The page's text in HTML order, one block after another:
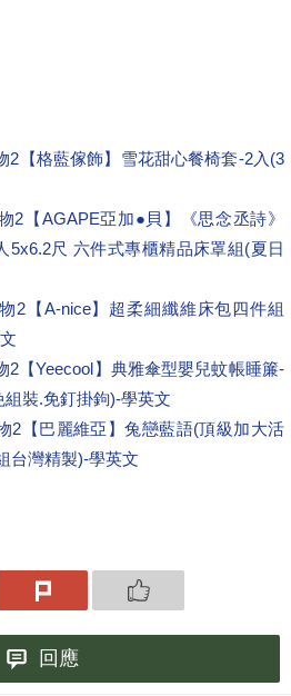
2【格藍傢飾】雪花甜心餐椅套-2入(3
2【AGAPE亞加●貝】《思念丞詩》
5x6.2尺 六件式專櫃精品床罩組(夏日
2【A-nice】超柔細纖維床包四件組
2【Yeecool】典雅傘型嬰兒蚊帳睡簾-
裝.免釘掛鉤)-學英文
2【巴麗維亞】兔戀藍語(頂級加大活
台灣精製)-學英文
回應